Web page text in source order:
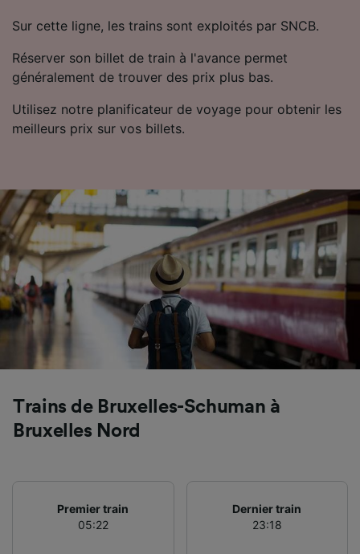
Sur cette ligne, les trains sont exploités par SNCB.
Réserver son billet de train à l'avance permet
généralement de trouver des prix plus bas.
Utilisez notre planificateur de voyage pour obtenir les
meilleurs prix sur vos billets.
Trains de Bruxelles-Schuman à
Bruxelles Nord
Premier train
05:22
Dernier train
23:18
précises. Analyser activement les
l’identification. Stocker et/ou accéder à des
informations sur un appareil. Publicités et
performance des publicités et du contenu,
études d’audience et développement de
services.